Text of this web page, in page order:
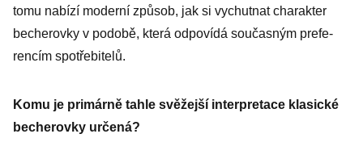
tomu nabízí moderní způsob, jak si vychutnat charakter
becherovky v podobě, ­která odpovídá současným prefe­
rencím spotřebitelů.
Komu je primárně tahle svěžejší interpretace klasické
becherovky určená?